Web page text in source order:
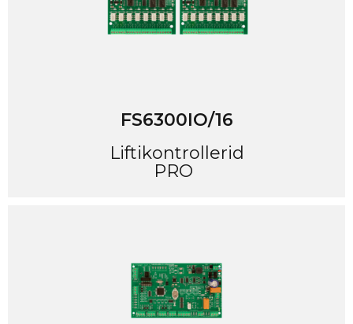
FS6300IO/16
Liftikontrollerid
PRO